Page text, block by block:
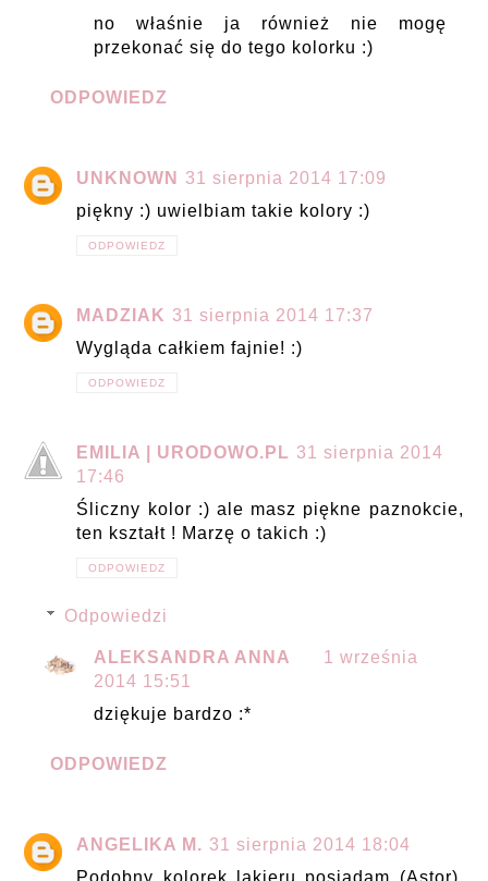
no właśnie ja również nie mogę
przekonać się do tego kolorku :)
ODPOWIEDZ
UNKNOWN
31 sierpnia 2014 17:09
piękny :) uwielbiam takie kolory :)
ODPOWIEDZ
MADZIAK 31 sierpnia 2014 17:37
Wygląda całkiem fajnie! :)
ODPOWIEDZ
EMILIA | URODOWO.PL 31 sierpnia 2014
17:46
Śliczny kolor :) ale masz piękne paznokcie,
ten kształt ! Marzę o takich :)
ODPOWIEDZ
Odpowiedzi
ALEKSANDRA ANNA
1 września
2014 15:51
dziękuje bardzo :*
ODPOWIEDZ
ANGELIKA M. 31 sierpnia 2014 18:04
Podobny kolorek lakieru posiadam (Astor).